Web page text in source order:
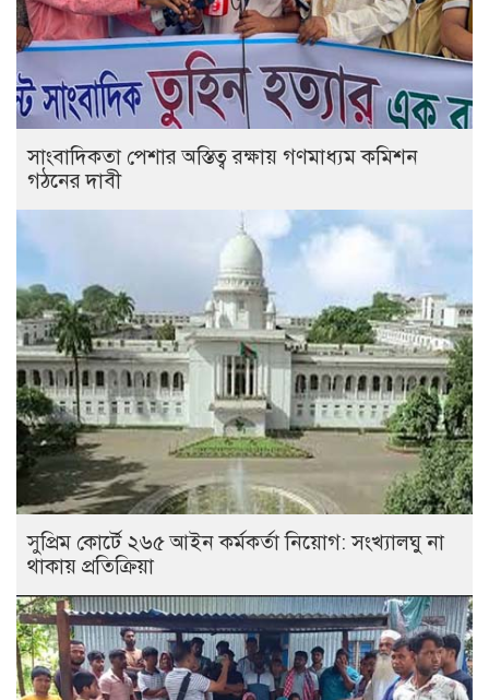
সাংবাদিকতা পেশার অস্তিত্ব রক্ষায় গণমাধ্যম কমিশন
গঠনের দাবী
সুপ্রিম কোর্টে ২৬৫ আইন কর্মকর্তা নিয়োগ: সংখ্যালঘু না
থাকায় প্রতিক্রিয়া